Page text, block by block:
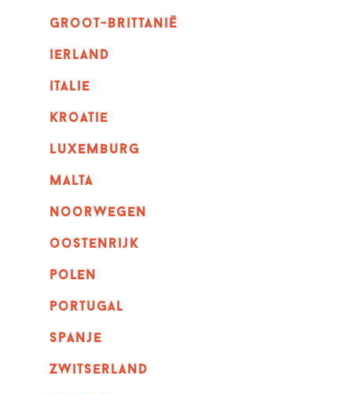
Groot-Brittanië
ierland
italie
kroatie
luxemburg
malta
noorwegen
oostenrijk
polen
portugal
spanje
zwitserland